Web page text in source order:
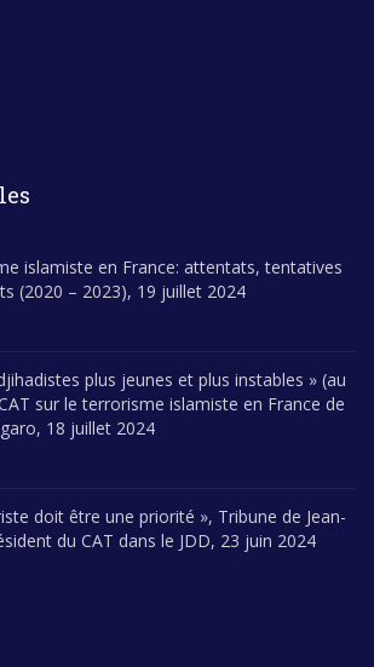
islamiste en France: attentats, tentatives
(2020 – 2023), 19 juillet 2024
plus jeunes et plus instables » (au
sur le terrorisme islamiste en France de
18 juillet 2024
doit être une priorité », Tribune de Jean-
du CAT dans le JDD, 23 juin 2024